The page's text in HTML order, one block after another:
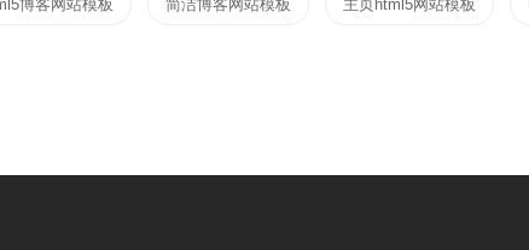
博客网站模板 简洁博客网站模板 主页html5网站模板